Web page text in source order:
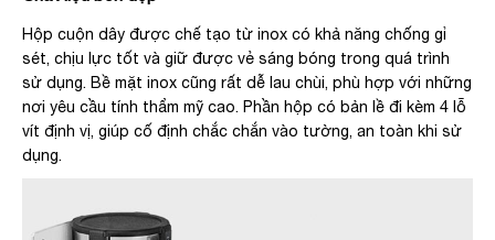
Hộp cuộn dây được chế tạo từ inox có khả năng chống gỉ
sét, chịu lực tốt và giữ được vẻ sáng bóng trong quá trình
sử dụng. Bề mặt inox cũng rất dễ lau chùi, phù hợp với những
nơi yêu cầu tính thẩm mỹ cao. Phần hộp có bản lề đi kèm 4 lỗ
vít định vị, giúp cố định chắc chắn vào tường, an toàn khi sử
dụng.